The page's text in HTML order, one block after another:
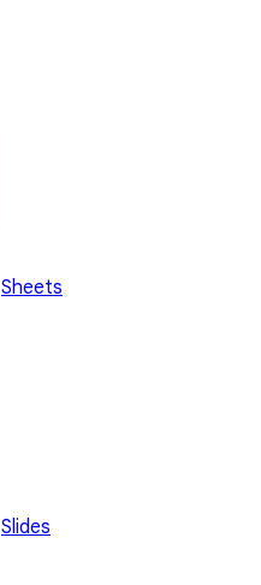
Sheets
Slides